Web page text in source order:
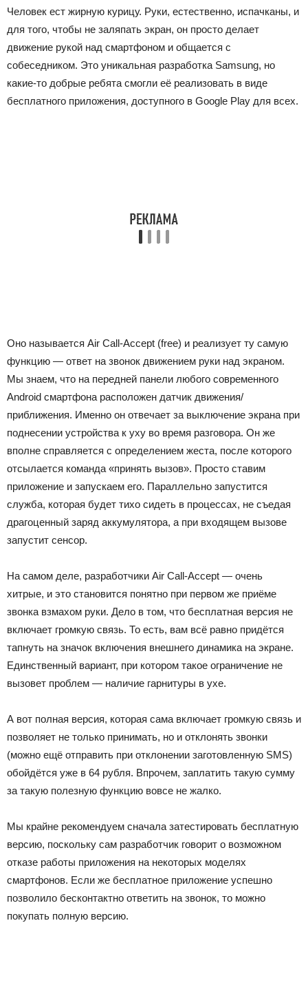
Человек ест жирную курицу. Руки, естественно, испачканы, и
для того, чтобы не заляпать экран, он просто делает
движение рукой над смартфоном и общается с
собеседником. Это уникальная разработка Samsung, но
какие-то добрые ребята смогли её реализовать в виде
бесплатного приложения, доступного в Google Play для всех.
Оно называется Air Call-Accept (free) и реализует ту самую
функцию — ответ на звонок движением руки над экраном.
Мы знаем, что на передней панели любого современного
Android смартфона расположен датчик движения/
приближения. Именно он отвечает за выключение экрана при
поднесении устройства к уху во время разговора. Он же
вполне справляется с определением жеста, после которого
отсылается команда «принять вызов». Просто ставим
приложение и запускаем его. Параллельно запустится
служба, которая будет тихо сидеть в процессах, не съедая
драгоценный заряд аккумулятора, а при входящем вызове
запустит сенсор.
На самом деле, разработчики Air Call-Accept — очень
хитрые, и это становится понятно при первом же приёме
звонка взмахом руки. Дело в том, что бесплатная версия не
включает громкую связь. То есть, вам всё равно придётся
тапнуть на значок включения внешнего динамика на экране.
Единственный вариант, при котором такое ограничение не
вызовет проблем — наличие гарнитуры в ухе.
А вот полная версия, которая сама включает громкую связь и
позволяет не только принимать, но и отклонять звонки
(можно ещё отправить при отклонении заготовленную SMS)
обойдётся уже в 64 рубля. Впрочем, заплатить такую сумму
за такую полезную функцию вовсе не жалко.
Мы крайне рекомендуем сначала затестировать бесплатную
версию, поскольку сам разработчик говорит о возможном
отказе работы приложения на некоторых моделях
смартфонов. Если же бесплатное приложение успешно
позволило бесконтактно ответить на звонок, то можно
покупать полную версию.